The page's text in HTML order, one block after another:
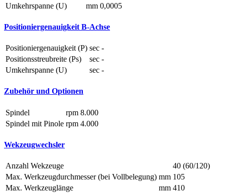
Umkehrspanne (U)
mm 0,0005
Positioniergenauigkeit B-Achse
Positioniergenauigkeit (P) sec -
Positionsstreubreite (Ps)
sec -
Umkehrspanne (U)
sec -
Zubehör und Optionen
Spindel rpm 8.000
Spindel mit Pinole rpm 4.000
Wekzeugwechsler
Anzahl Wekzeuge
40 (60/120)
Max. Werkzeugdurchmesser (bei Vollbelegung) mm 105
Max. Werkzeuglänge
mm 410